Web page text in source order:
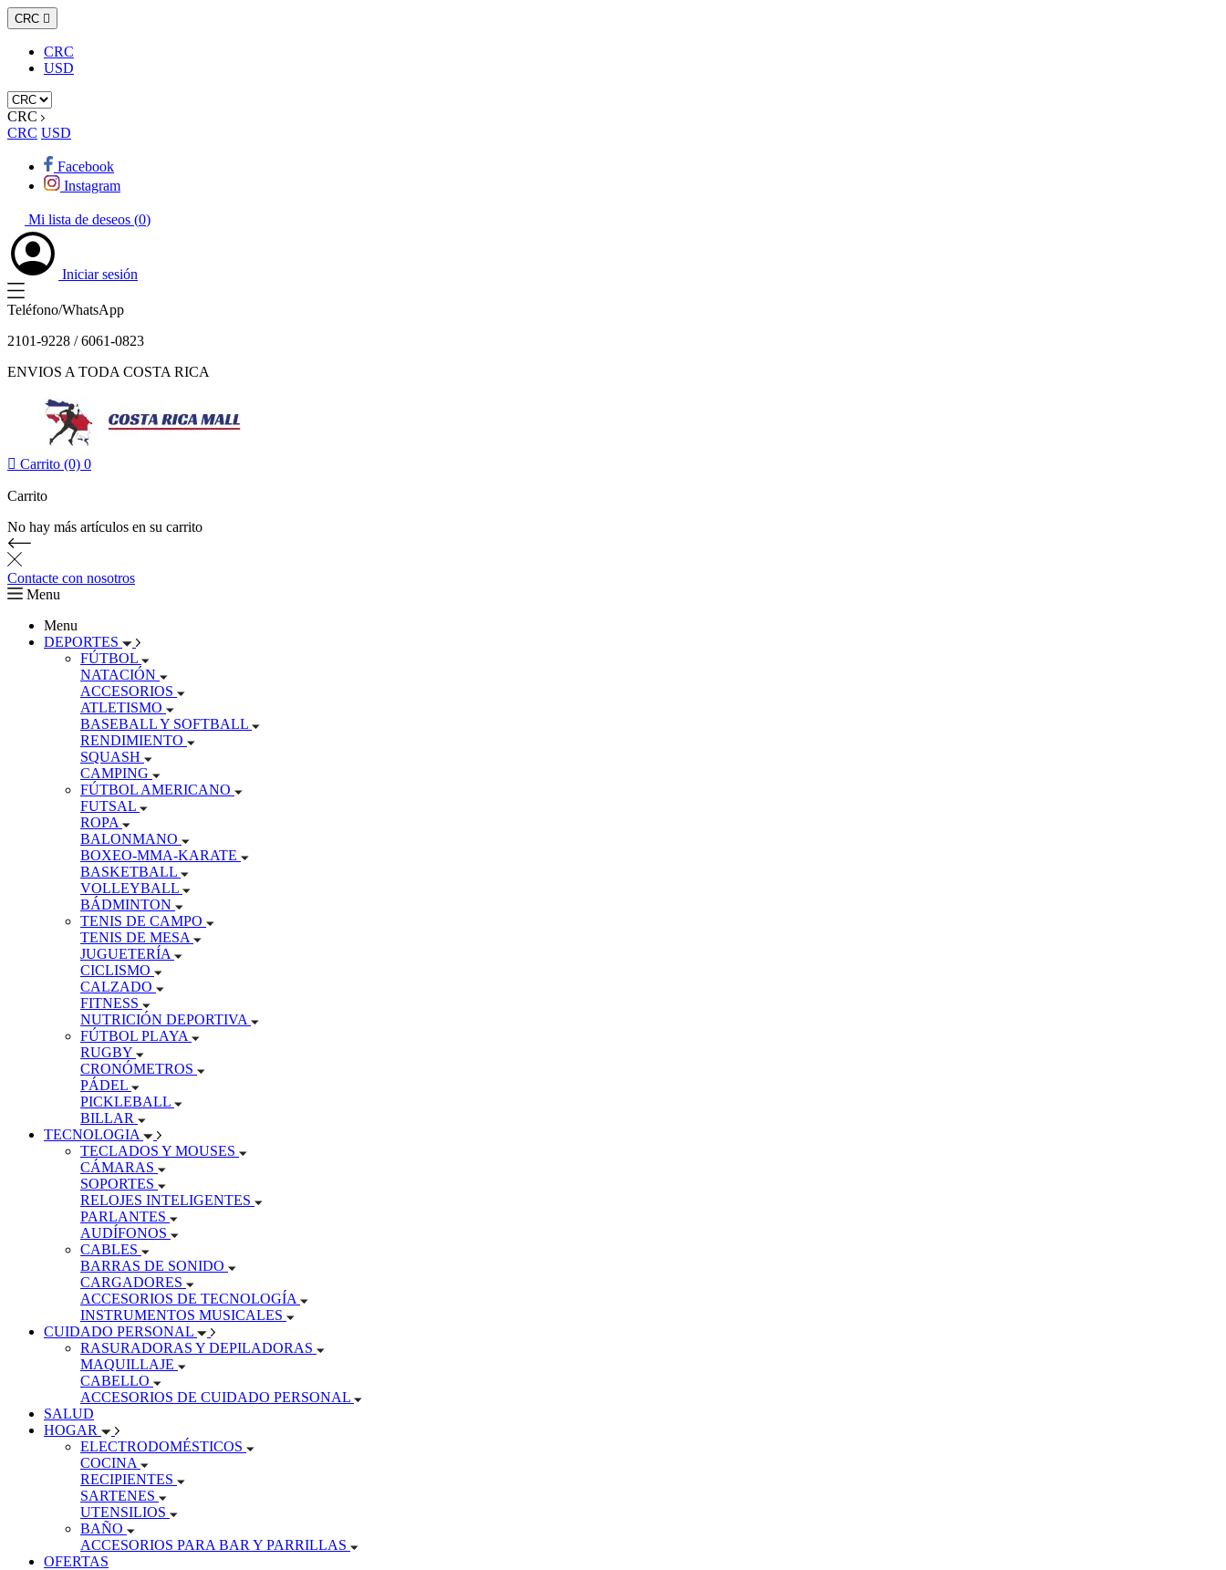
CRC 
CRC
USD
CRC
CRC USD
Facebook
Instagram
Mi lista de deseos (0)
Iniciar sesión
Teléfono/WhatsApp
2101-9228 / 6061-0823
ENVIOS A TODA COSTA RICA
 Carrito (0) 0
Carrito
No hay más artículos en su carrito
Contacte con nosotros
Menu
Menu
DEPORTES
FÚTBOL
NATACIÓN
ACCESORIOS
ATLETISMO
BASEBALL Y SOFTBALL
RENDIMIENTO
SQUASH
CAMPING
FÚTBOL AMERICANO
FUTSAL
ROPA
BALONMANO
BOXEO-MMA-KARATE
BASKETBALL
VOLLEYBALL
BÁDMINTON
TENIS DE CAMPO
TENIS DE MESA
JUGUETERÍA
CICLISMO
CALZADO
FITNESS
NUTRICIÓN DEPORTIVA
FÚTBOL PLAYA
RUGBY
CRONÓMETROS
PÁDEL
PICKLEBALL
BILLAR
TECNOLOGIA
TECLADOS Y MOUSES
CÁMARAS
SOPORTES
RELOJES INTELIGENTES
PARLANTES
AUDÍFONOS
CABLES
BARRAS DE SONIDO
CARGADORES
ACCESORIOS DE TECNOLOGÍA
INSTRUMENTOS MUSICALES
CUIDADO PERSONAL
RASURADORAS Y DEPILADORAS
MAQUILLAJE
CABELLO
ACCESORIOS DE CUIDADO PERSONAL
SALUD
HOGAR
ELECTRODOMÉSTICOS
COCINA
RECIPIENTES
SARTENES
UTENSILIOS
BAÑO
ACCESORIOS PARA BAR Y PARRILLAS
OFERTAS